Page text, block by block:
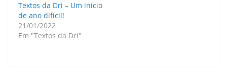
Textos da Dri – Um início
de ano difícil!
21/01/2022
Em "Textos da Dri"